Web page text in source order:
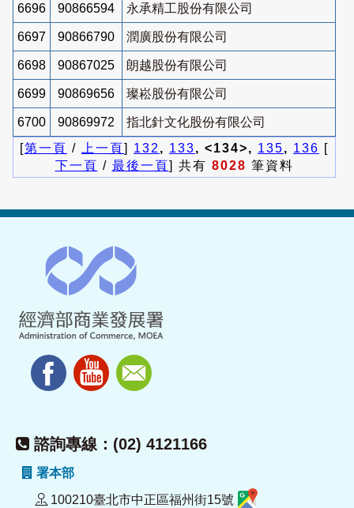
6696 90866594 永承精工股份有限公司
6697 90866790 潤廣股份有限公司
6698 90867025 朗越股份有限公司
6699 90869656 璨崧股份有限公司
6700 90869972
指北針文化股份有限公司
[第一頁 / 上一頁] 132 , 133, <134>, 135, 136 [
下一頁 / 最後一頁] 共有 8028 筆資料
諮詢專線：(02) 4121166
署本部
100210臺北市中正區福州街15號